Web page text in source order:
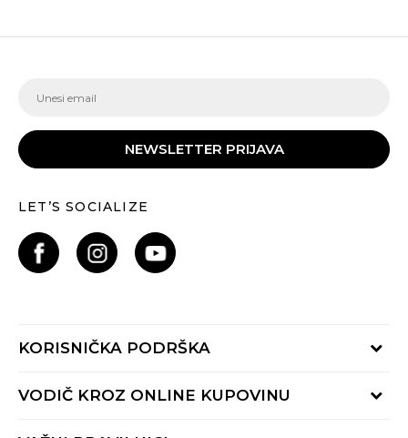
NEWSLETTER PRIJAVA
LET’S SOCIALIZE
KORISNIČKA PODRŠKA
Provjeri status porudžbine
VODIČ KROZ ONLINE KUPOVINU
Načini isporuke